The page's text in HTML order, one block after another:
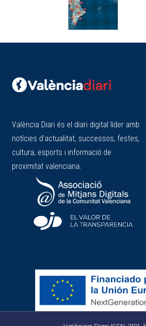
València Diari és el diari digital líder amb
notícies d'actualitat, successos, festes,
cultura, esports i informació de
proximitat valenciana.